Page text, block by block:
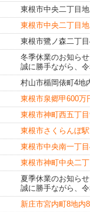
東根市中央二丁目
東根市中央二丁目
東根市鷺ノ森二丁
冬季休業のお知らせ
誠に勝手ながら、
村山市楯岡俵町4地
東根市泉郷甲600万
東根市神町西五丁
東根市さくらんぼ
東根市中央南一丁
東根市神町中央二
夏季休業のお知らせ
誠に勝手ながら、
新庄市宮内町8地内